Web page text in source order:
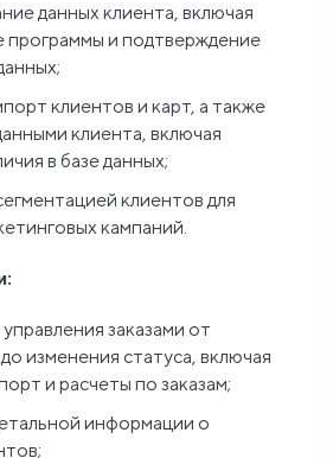
данных клиента, включая
программы и подтверждение
клиентов и карт, а также
клиента, включая
в базе данных;
клиентов для
кампаний.
заказами от
изменения статуса, включая
и расчеты по заказам;
информации о